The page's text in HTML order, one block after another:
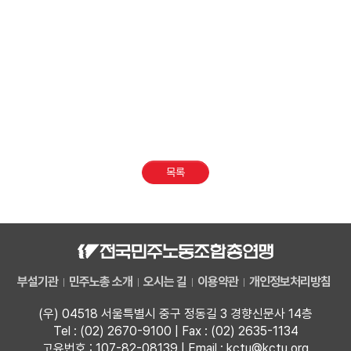
목록
부설기관 민주노총 소개 오시는 길 이용약관 개인정보처리방침
(우) 04518 서울특별시 중구 정동길 3 경향신문사 14층
Tel : (02) 2670-9100 | Fax : (02) 2635-1134